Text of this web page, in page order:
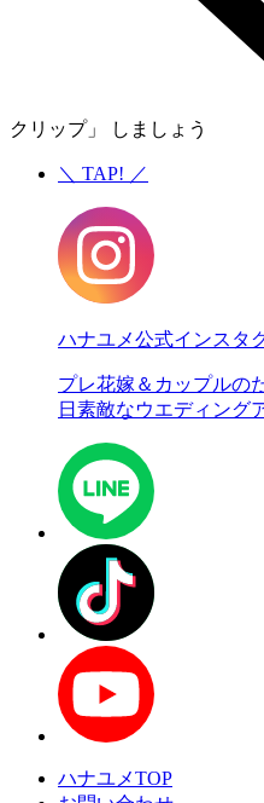
クリップ」 しましょう
＼ TAP! ／
ハナユメ公式インスタ
プレ花嫁＆カップルの
日素敵なウエディング
ハナユメTOP